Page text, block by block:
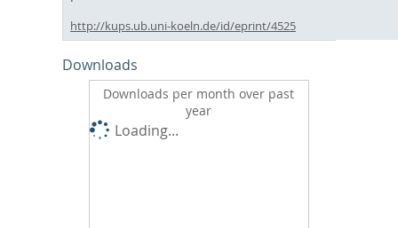
http://kups.ub.uni-koeln.de/id/eprint/4525
Downloads
Downloads per month over past
year
Loading...